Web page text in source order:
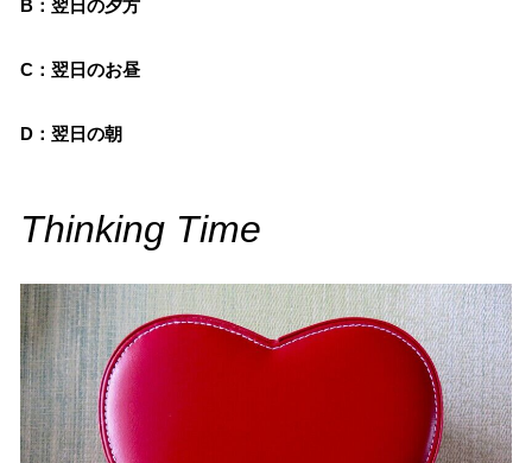
B：翌日の夕方
C：翌日のお昼
D：翌日の朝
Thinking Time